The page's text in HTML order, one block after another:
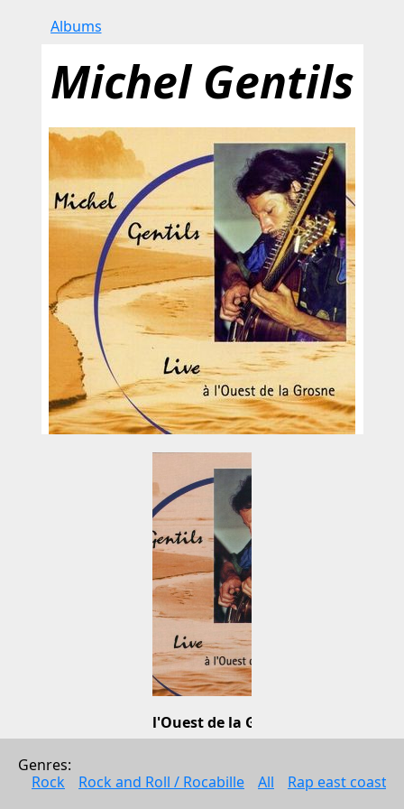
Albums
Michel Gentils
Live à l'Ouest de la Grosne
2010
Genres:
Rock
Rock and Roll / Rocabille All Rap east coast